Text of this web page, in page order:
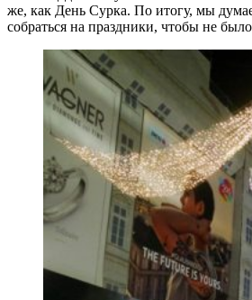
же, как День Сурка. По итогу, мы
собраться на праздники, чтобы не